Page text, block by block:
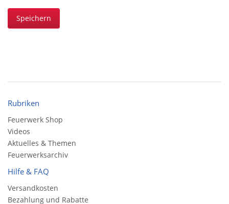
Speichern
Rubriken
Feuerwerk Shop
Videos
Aktuelles & Themen
Feuerwerksarchiv
Hilfe & FAQ
Versandkosten
Bezahlung und Rabatte